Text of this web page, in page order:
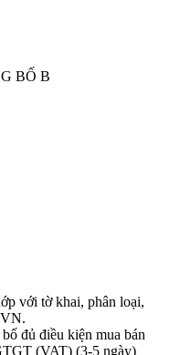
BỐ B
với tờ khai, phân loại,
đủ điều kiện mua bán
(VAT) (3-5 ngày)